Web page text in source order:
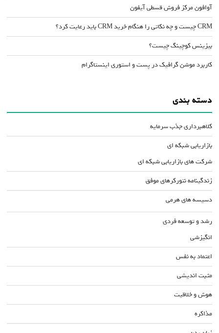
آوافون مرکز فروش قسطی آیفون
CRM چیست و چه نکاتی را هنگام خرید CRM باید رعایت کرد؟
بیزینس کوچینگ چیست؟
کاربرد موشن گرافیک در پست و استوری اینستاگرام
دسته بندی
کلاهبرداری جذب سرمایه
بازاریابی شبکه ای
شرکت های بازاریابی شبکه ای
زندگینامه نتورکرهای موفق
دسیسه های هرمی
رشد و توسعه فردی
انگیزشی
اعتماد به نفس
مثبت اندیشی
هوش و خلاقیت
مذاکره